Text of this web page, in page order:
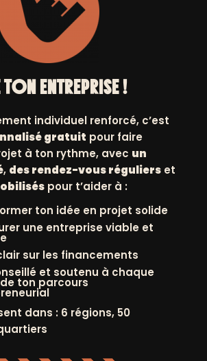
+
FAISSONS
CONNAISSANCE
HISTOIRE ET
GOUVERNANCE
MISSION ET IMPACT
TON ENTREPRISE !
individuel renforcé, c’est
gratuit pour faire
à ton rythme, avec un
, des rendez-vous réguliers et
pour t’aider à :
ton idée en projet solide
une entreprise viable et
sur les financements
et soutenu à chaque
ton parcours
dans : 6 régions, 50